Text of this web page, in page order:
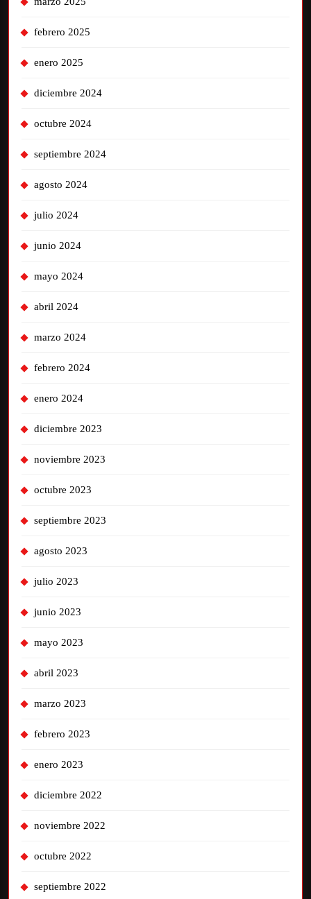
febrero 2025
enero 2025
diciembre 2024
octubre 2024
septiembre 2024
agosto 2024
julio 2024
junio 2024
mayo 2024
abril 2024
marzo 2024
febrero 2024
enero 2024
diciembre 2023
noviembre 2023
octubre 2023
septiembre 2023
agosto 2023
julio 2023
junio 2023
mayo 2023
abril 2023
marzo 2023
febrero 2023
enero 2023
diciembre 2022
noviembre 2022
octubre 2022
septiembre 2022